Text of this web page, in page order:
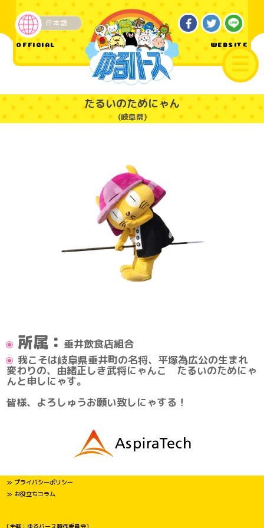
OFFICIAL WEBSITE
日本語
企業・その他
たるいのためにゃん
(岐阜県)
所属： 垂井飲食店組合
我こそは岐阜県垂井町の名将、平塚為広公の生まれ
変わりの、由緒正しき武将にゃんこ たるいのためにゃ
んと申しにゃす。
皆様、よろしゅうお願い致しにゃする！
≫ プライバシーポリシー
≫ お役立ちコラム
[主催：ゆるバース製作委員会]